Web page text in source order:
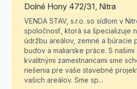
Dolné Hony 472/31, Nitra
VENDA STAV, s.r.o. so sídlom v
spoločnosť, ktorá sa špecializuje
údržbu areálov, zemné a búracie
budov a maliarske práce. S našimi
kvalitnými zamestnancami sme
riešenia pre vaše stavebné
vašich areálov. Sme sp...